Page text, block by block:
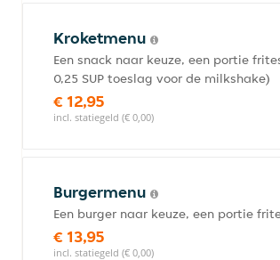
Kroketmenu
Een snack naar keuze, een portie
0,25 SUP toeslag voor de milkshake)
€ 12,95
incl. statiegeld (€ 0,00)
Burgermenu
Een burger naar keuze, een portie
€ 13,95
incl. statiegeld (€ 0,00)